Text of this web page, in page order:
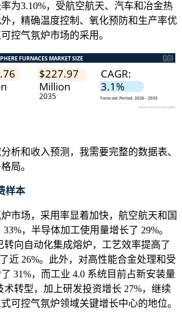
为3.10%，受航空航天、汽车和冶金热
，精确温度控制、氧化预防和生产率优
控气氛炉市场的采用。
析和收入预测，我需要完整的数据表、
局。
样本
市场，采用率显着加快，航空航天和国
，半导体加工使用量增长了 29%。
转向自动化集成熔炉，工艺效率提高了
近 26%。此外，对高性能合金处理和受
31%，而工业 4.0 系统目前占新安装量
术转型，加上研发投资增长 27%，继续
可控气氛炉领域关键增长中心的地位。